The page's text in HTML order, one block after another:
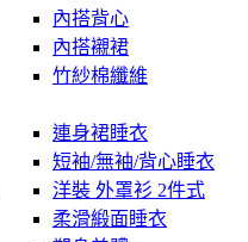
內搭背心
內搭襯裙
竹紗棉纖維
連身裙睡衣
短袖/無袖/背心睡衣
洋裝 外罩衫 2件式
柔滑緞面睡衣